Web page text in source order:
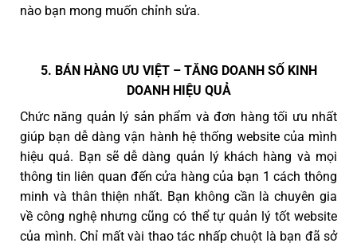
nào bạn mong muốn chỉnh sửa.
5. BÁN HÀNG ƯU VIỆT – TĂNG DOANH SỐ KINH
DOANH HIỆU QUẢ
Chức năng quản lý sản phẩm và đơn hàng tối ưu nhất
giúp bạn dễ dàng vận hành hệ thống website của mình
hiệu quả. Bạn sẽ dễ dàng quản lý khách hàng và mọi
thông tin liên quan đến cửa hàng của bạn 1 cách thông
minh và thân thiện nhất. Bạn không cần là chuyên gia
về công nghệ nhưng cũng có thể tự quản lý tốt website
của mình. Chỉ mất vài thao tác nhấp chuột là bạn đã sở